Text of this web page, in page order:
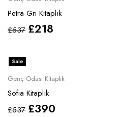
Petra Gri Kitaplık
£537 £218
Sale
Genç Odası Kitaplık
Sofia Kitaplık
£537 £390